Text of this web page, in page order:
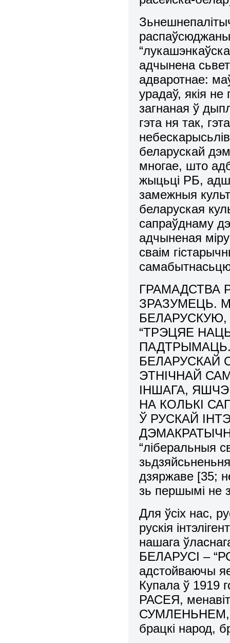
распаўсюджаны
адчынена
адваротнае:
урадаў, якія
загнаная ў
гэта ня так,
беларускай
многае, што
жыцьці РБ,
замежныя
беларуская
сапраўднаму
адчыненая
сваім
ГРАМАДСТВА
ЗРАЗУМЕЦЬ.
“ТРЭЦЯЕ
БЕЛАРУСКАЙ
ЭТНІЧНАЙ
ІНШАГА, ЯШЧЭ
НА КОЛЬКІ
Ў РУСКАЙ
“ліберальныя
дзяржаве [35;
зь першымі не
Для ўсіх нас,
рускія
нашага
БЕЛАРУСІ –
адстойваючы
Купала ў
РАСЕЯ,
СУМЛЕНЬНЕМ,
брацкі народ,